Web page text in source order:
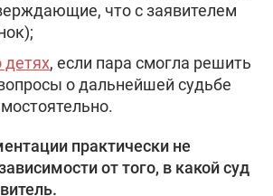
что с заявителем
детях, если пара смогла решить
о дальнейшей судьбе
практически не
от того, в какой суд